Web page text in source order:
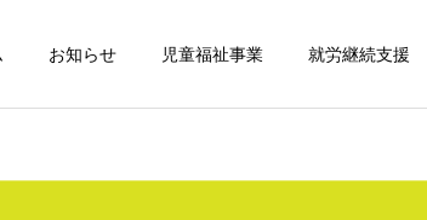
お知らせ 児童福祉事業 就労継続支援